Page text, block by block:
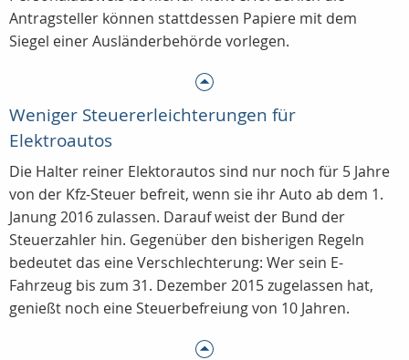
Antragsteller können stattdessen Papiere mit dem
Siegel einer Ausländerbehörde vorlegen.
Weniger Steuererleichterungen für
Elektroautos
Die Halter reiner Elektorautos sind nur noch für 5 Jahre
von der Kfz-Steuer befreit, wenn sie ihr Auto ab dem 1.
Janung 2016 zulassen. Darauf weist der Bund der
Steuerzahler hin. Gegenüber den bisherigen Regeln
bedeutet das eine Verschlechterung: Wer sein E-
Fahrzeug bis zum 31. Dezember 2015 zugelassen hat,
genießt noch eine Steuerbefreiung von 10 Jahren.